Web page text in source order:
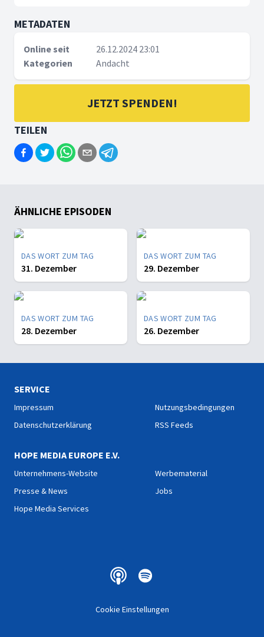
METADATEN
Online seit
26.12.2024 23:01
Kategorien
Andacht
JETZT SPENDEN!
TEILEN
ÄHNLICHE EPISODEN
DAS WORT ZUM TAG
31. Dezember
DAS WORT ZUM TAG
29. Dezember
DAS WORT ZUM TAG
28. Dezember
DAS WORT ZUM TAG
26. Dezember
SERVICE
Impressum
Datenschutzerklärung
Nutzungsbedingungen
RSS Feeds
HOPE MEDIA EUROPE E.V.
Unternehmens-Website
Presse & News
Hope Media Services
Werbematerial
Jobs
Cookie Einstellungen